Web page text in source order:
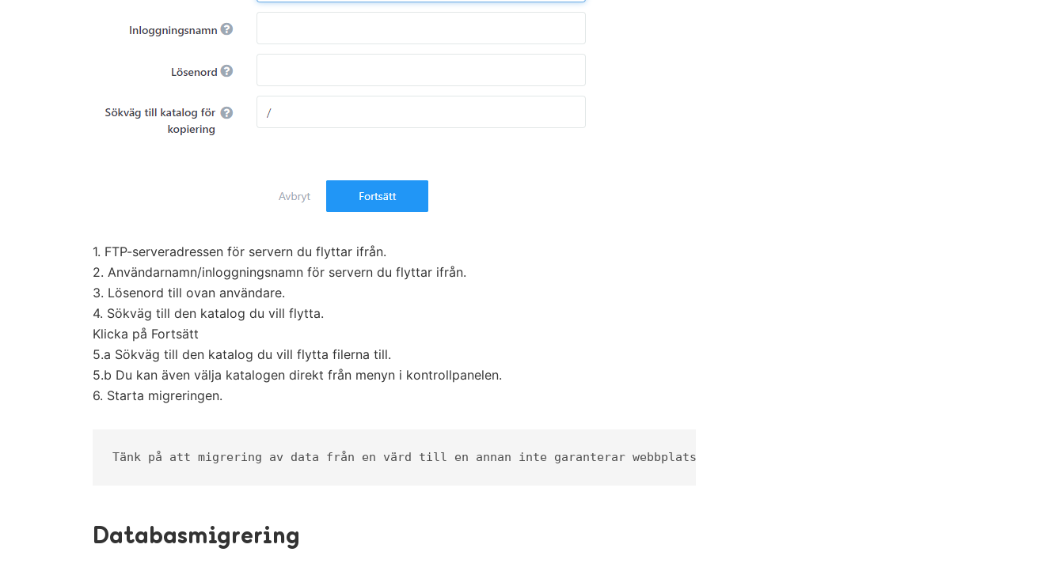
1. FTP-serveradressen för servern du flyttar ifrån.
2. Användarnamn/inloggningsnamn för servern du flyttar ifrån.
3. Lösenord till ovan användare.
4. Sökväg till den katalog du vill flytta.
Klicka på Fortsätt
5.a Sökväg till den katalog du vill flytta filerna till.
5.b Du kan även välja katalogen direkt från menyn i kontrollpanelen.
6. Starta migreringen.
Tänk på att migrering av data från en värd till en annan inte garanterar webbplatsens funktionalitet. Då du även behöver migrera
Databasmigrering